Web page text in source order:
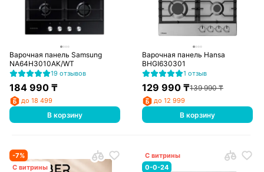
Варочная панель Samsung
NA64H3010AK/WT
19 отзывов
184 990₸
до 18 499
В корзину
Варочная панель Hansa
BHGI630301
1 отзыв
129 990 ₸139 990₸
до 12 999
В корзину
-7%
С витрины
С витрины
0-0-24